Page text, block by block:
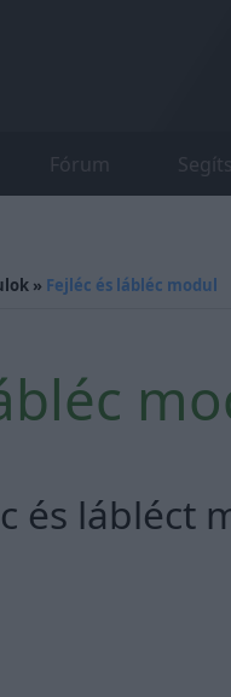
Fórum
» Fejléc és lábléc modul
és lábléct